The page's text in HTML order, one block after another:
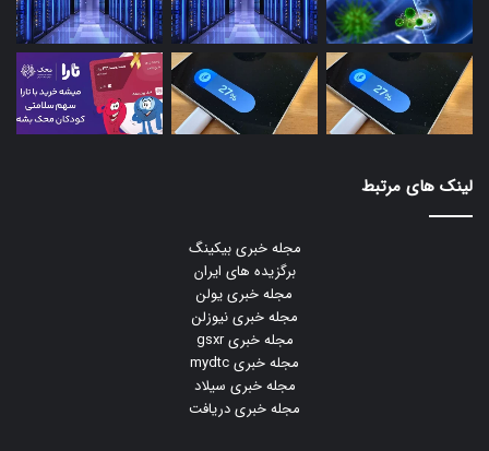
لینک های مرتبط
مجله خبری بیکینگ
برگزیده های ایران
مجله خبری یولن
مجله خبری نیوزلن
مجله خبری gsxr
مجله خبری mydtc
مجله خبری سیلاد
مجله خبری دریافت